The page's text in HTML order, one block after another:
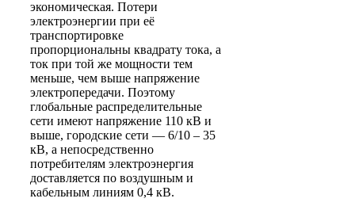
экономическая. Потери
электроэнергии при её
транспортировке
пропорциональны квадрату тока, а
ток при той же мощности тем
меньше, чем выше напряжение
электропередачи. Поэтому
глобальные распределительные
сети имеют напряжение 110 кВ и
выше, городские сети — 6/10 – 35
кВ, а непосредственно
потребителям электроэнергия
доставляется по воздушным и
кабельным линиям 0,4 кВ.